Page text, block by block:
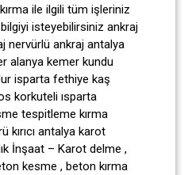
ile ilgili tüm işleriniz
isteyebilirsiniz ankraj
nervürlü ankraj antalya
alanya kemer kundu
isparta fethiye kaş
korkuteli ısparta
tespitleme kırma
kırıcı antalya karot
İnşaat – Karot delme ,
kesme , beton kırma